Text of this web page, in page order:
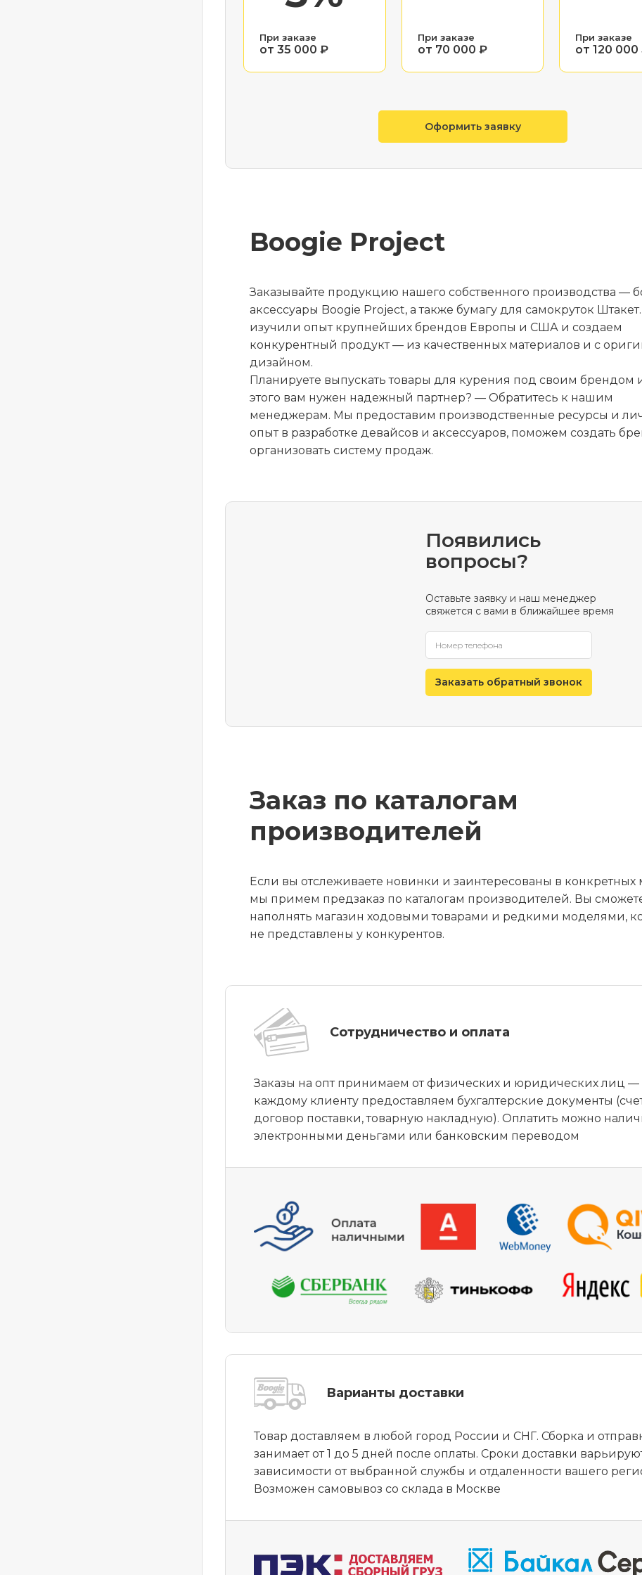
При заказе
от 35 000 ₽
При заказе
от 70 000 ₽
При заказе
от 120 000
Оформить заявку
Boogie Project
Заказывайте продукцию нашего собственного производства —
аксессуары Boogie Project, а также бумагу для самокруток
изучили опыт крупнейших брендов Европы и США и создаем
конкурентный продукт — из качественных материалов и с
дизайном.
Планируете выпускать товары для курения под своим брендом
этого вам нужен надежный партнер? — Обратитесь к нашим
менеджерам. Мы предоставим производственные ресурсы и
опыт в разработке девайсов и аксессуаров, поможем создать
организовать систему продаж.
Появились
вопросы?
Оставьте заявку и наш менеджер
свяжется с вами в ближайшее время
Заказ по каталогам
производителей
Если вы отслеживаете новинки и заинтересованы в конкретных
мы примем предзаказ по каталогам производителей. Вы
наполнять магазин ходовыми товарами и редкими моделями,
не представлены у конкурентов.
Сотрудничество и оплата
Заказы на опт принимаем от физических и юридических лиц —
каждому клиенту предоставляем бухгалтерские документы
договор поставки, товарную накладную). Оплатить можно
электронными деньгами или банковским переводом
Варианты доставки
Товар доставляем в любой город России и СНГ. Сборка и
занимает от 1 до 5 дней после оплаты. Сроки доставки
зависимости от выбранной службы и отдаленности вашего
Возможен самовывоз со склада в Москве